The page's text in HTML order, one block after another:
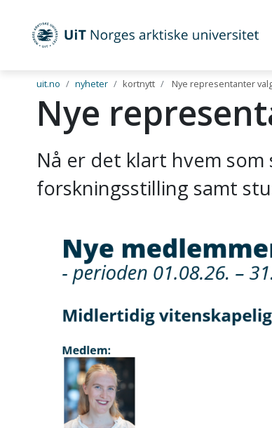
Gå til hovedinnhold
UiT Norges arktiske universitet
uit.no nyheter kortnytt Nye representanter
Nye
Nå er det klart hvem
forskningsstilling samt